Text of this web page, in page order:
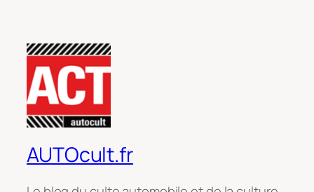
AUTOcult.fr